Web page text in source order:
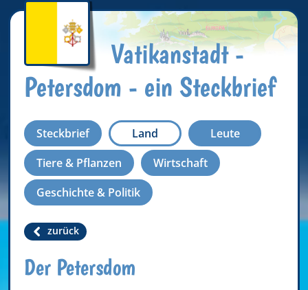
Vatikanstadt -
Petersdom - ein Steckbrief
Steckbrief Land
Leute
Tiere & Pflanzen
Wirtschaft
Geschichte & Politik
zurück
Der Petersdom